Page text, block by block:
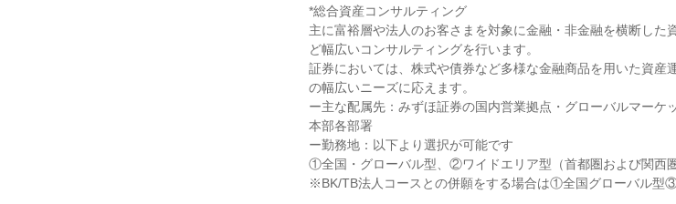
*総合資産コンサルティング
主に富裕層や法人のお客さまを対象に金融・非金融を横断した
ど幅広いコンサルティングを行います。
証券においては、株式や債券など多様な金融商品を用いた資産
の幅広いニーズに応えます。
ー主な配属先：みずほ証券の国内営業拠点・グローバルマーケ
本部各部署
ー勤務地：以下より選択が可能です
①全国・グローバル型、②ワイドエリア型（首都圏および関西
※BK/TB法人コースとの併願をする場合は①全国グローバル型③